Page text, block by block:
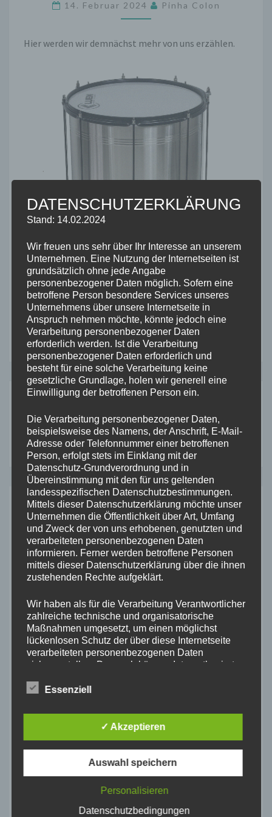
14. Februar 2024 Pinha Colon
Hier werden wir demnächst mehr von uns erzählen.
Info
NACH
Hello World!
EIN GEDANKE ZU & LDQUO; HELLO
WORLD!”
14. Februar 2024 um 16:18 Uhr
Hi, this is a comment.
To get started with moderating, editing, and deleting
comments, please visit the Comments screen in the
dashboard.
Kommentarfunktion ist geschlossen.
DATENSCHUTZERKLÄRUNG
Stand: 14.02.2024
Wir freuen uns sehr über Ihr Interesse an unserem
Unternehmen. Eine Nutzung der Internetseiten ist
grundsätzlich ohne jede Angabe
personenbezogener Daten möglich. Sofern eine
betroffene Person besondere Services unseres
Unternehmens über unsere Internetseite in
Anspruch nehmen möchte, könnte jedoch eine
Verarbeitung personenbezogener Daten
erforderlich werden. Ist die Verarbeitung
personenbezogener Daten erforderlich und
besteht für eine solche Verarbeitung keine
gesetzliche Grundlage, holen wir generell eine
Einwilligung der betroffenen Person ein.
Die Verarbeitung personenbezogener Daten,
beispielsweise des Namens, der Anschrift, E-Mail-
Adresse oder Telefonnummer einer betroffenen
Person, erfolgt stets im Einklang mit der
Datenschutz-Grundverordnung und in
Übereinstimmung mit den für uns geltenden
landesspezifischen Datenschutzbestimmungen.
Mittels dieser Datenschutzerklärung möchte unser
Unternehmen die Öffentlichkeit über Art, Umfang
und Zweck der von uns erhobenen, genutzten und
verarbeiteten personenbezogenen Daten
informieren. Ferner werden betroffene Personen
mittels dieser Datenschutzerklärung über die ihnen
zustehenden Rechte aufgeklärt.
Wir haben als für die Verarbeitung Verantwortlicher
zahlreiche technische und organisatorische
Maßnahmen umgesetzt, um einen möglichst
lückenlosen Schutz der über diese Internetseite
verarbeiteten personenbezogenen Daten
sicherzustellen. Dennoch können Internetbasierte
Sicherheitslücken aufweisen, sodass ein absoluter
diesem Grund steht es jeder betroffenen Person
frei, personenbezogene Daten auch auf
uns zu übermitteln.
BEGRIFFSBESTIMMUNGEN
Die Datenschutzerklärung beruht auf den
Begrifflichkeiten, die durch den Europäischen
Essenziell
✓ Akzeptieren
Auswahl speichern
Personalisieren
Datenschutzbedingungen